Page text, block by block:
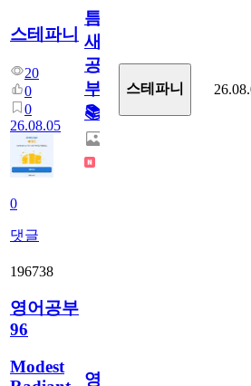
스테파니
20
0
0
26.08.05
0
댓글
틈
새
공
부!
📚
스테파니
196738
영어공부
96
Modest
영